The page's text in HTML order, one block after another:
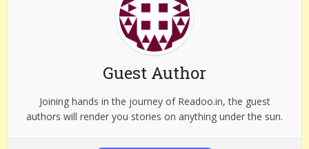
Guest Author
Joining hands in the journey of Readoo.in, the guest
authors will render you stories on anything under the sun.